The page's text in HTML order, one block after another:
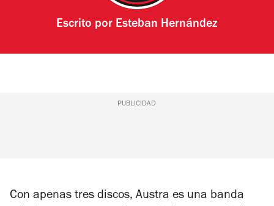
Escrito por Esteban Hernández
PUBLICIDAD
Con apenas tres discos, Austra es una banda